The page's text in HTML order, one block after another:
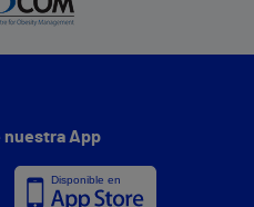
nuestra App